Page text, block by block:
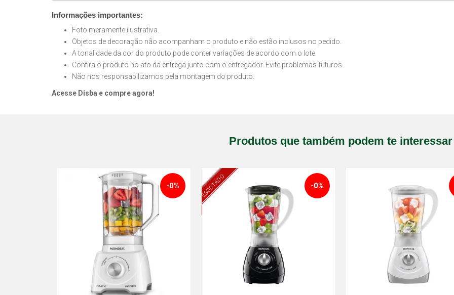
Informações importantes:
Foto meramente ilustrativa.
Objetos de decoração não acompanham o produto e não estão inclusos no pedido.
A tonalidade da cor do produto pode conter variações de acordo com o lote.
Confira o produto no ato da entrega junto com o entregador. Evite problemas futuros.
Não nos responsabilizamos pela montagem do produto.
Acesse Disba e compre agora!
Produtos que também podem te interessar
-0% ESGOTADO -0%